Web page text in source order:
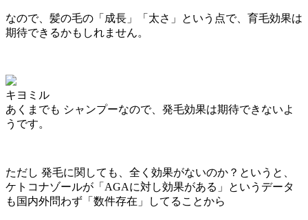
なので、髪の毛の「成長」「太さ」という点で、育毛効果は
期待できるかもしれません。
キヨミル
あくまでも シャンプーなので、発毛効果は期待できないよ
うです。
ただし 発毛に関しても、全く効果がないのか？というと、
ケトコナゾールが「AGAに対し効果がある」というデータ
も国内外問わず「数件存在」してる ことから